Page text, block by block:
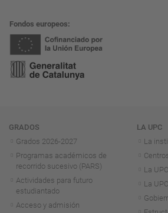
Fondos europeos
Navegación
GRADOS
Grados 2026-2027
Programas académicos de
recorrido sucesivo (PARS)
Actividades para futuro
estudiantado
Acceso y admisión
LA UPC
La
La
La